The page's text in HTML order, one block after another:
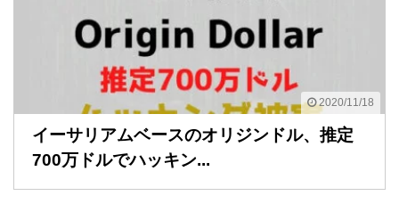
2020/11/18
イーサリアムベースのオリジンドル、推定
700万ドルでハッキン...